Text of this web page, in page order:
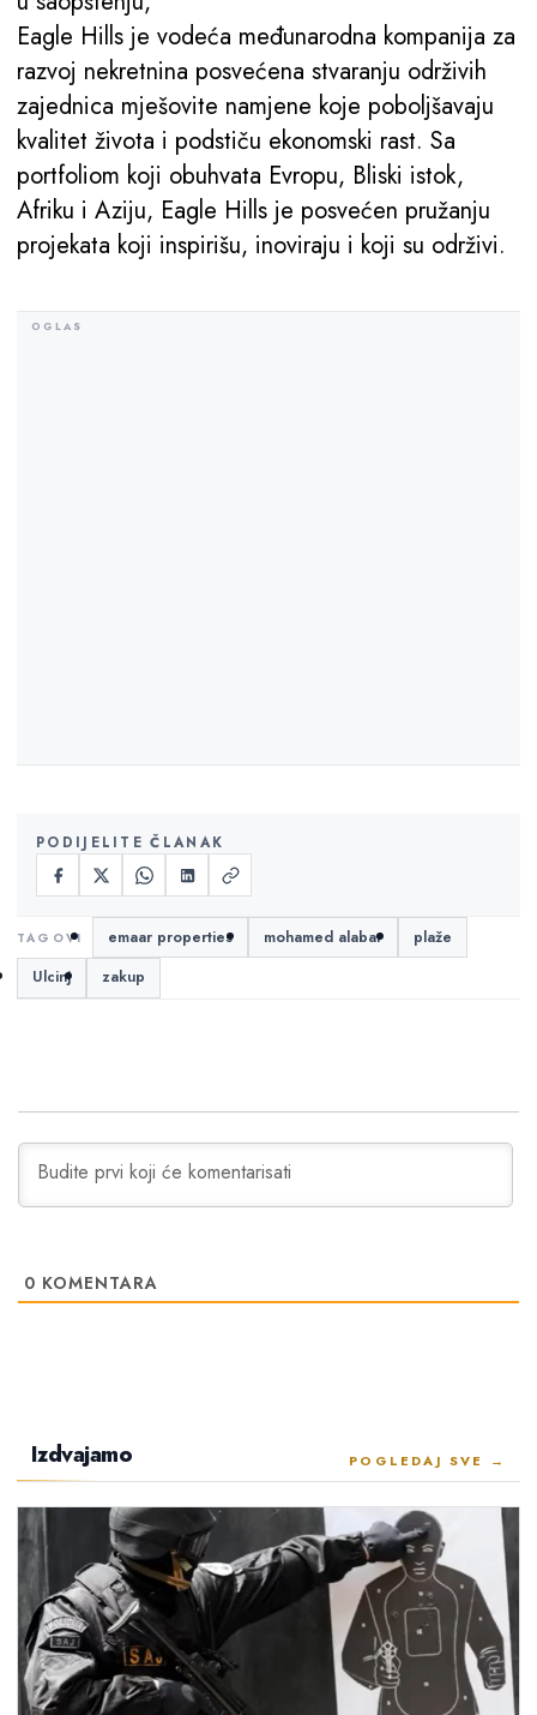
Eagle Hills je vodeća međunarodna kompanija za
razvoj nekretnina posvećena stvaranju održivih
zajednica mješovite namjene koje poboljšavaju
kvalitet života i podstiču ekonomski rast. Sa
portfoliom koji obuhvata Evropu, Bliski istok,
Afriku i Aziju, Eagle Hills je posvećen pružanju
projekata koji inspirišu, inoviraju i koji su održivi.
PODIJELITE ČLANAK
emaar properties mohamed alabar
plaže
Ulcinj
zakup
0 KOMENTARA
Izdvajamo POGLEDAJ SVE →